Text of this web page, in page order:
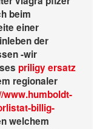
beim
einer
der
-wir
priligy ersatz
regionaler
www.humboldt-
billig-
welchem